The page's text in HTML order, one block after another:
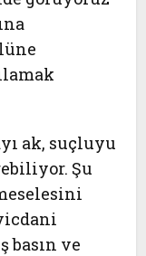
ak, suçluyu
Şu
basın ve